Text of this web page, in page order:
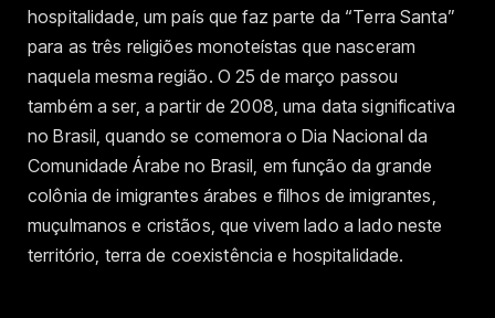
hospitalidade, um país que faz parte da “Terra Santa”
para as três religiões monoteístas que nasceram
naquela mesma região. O 25 de março passou
também a ser, a partir de 2008, uma data significativa
no Brasil, quando se comemora o Dia Nacional da
Comunidade Árabe no Brasil, em função da grande
colônia de imigrantes árabes e filhos de imigrantes,
muçulmanos e cristãos, que vivem lado a lado neste
território, terra de coexistência e hospitalidade.